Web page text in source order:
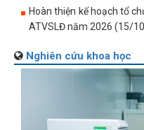
Hoàn thiện kế hoạch tổ
ATVSLĐ năm 2026 (15/
Nghiên cứu khoa học